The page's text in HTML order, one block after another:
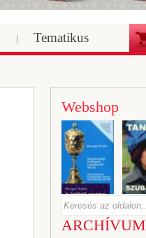
Tematikus
Webshop
ARCHÍVUM